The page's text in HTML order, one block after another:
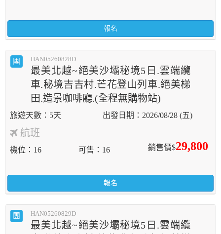
報名
團 HAN05260828D
最美北越~絕美沙壩秘境5日.雲端纜
車.秘境吉吉村.芒花登山列車.絕美梯
田.造景咖啡廳.(全程無購物站)
5天 2026/08/28 (五)
航班
銷售價$29,800
機位 16 可售 16
報名
團 HAN05260829D
最美北越~絕美沙壩秘境5日.雲端纜